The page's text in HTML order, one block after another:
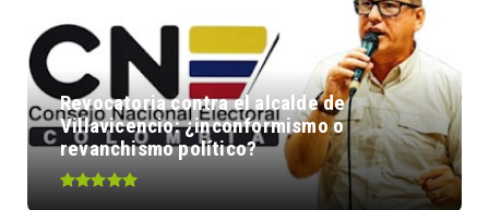
Revocatoria contra el alcalde de
Villavicencio: ¿inconformismo o
revanchismo político?